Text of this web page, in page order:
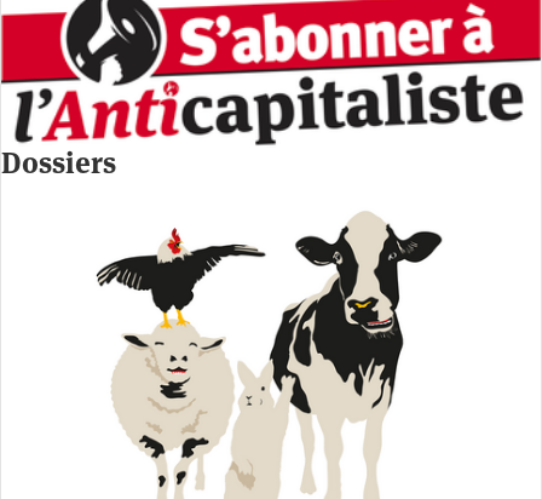
Dossiers